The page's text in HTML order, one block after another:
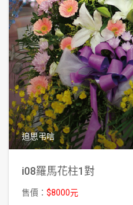
追思弔唁
i08羅馬花柱1對
售價： $8000元